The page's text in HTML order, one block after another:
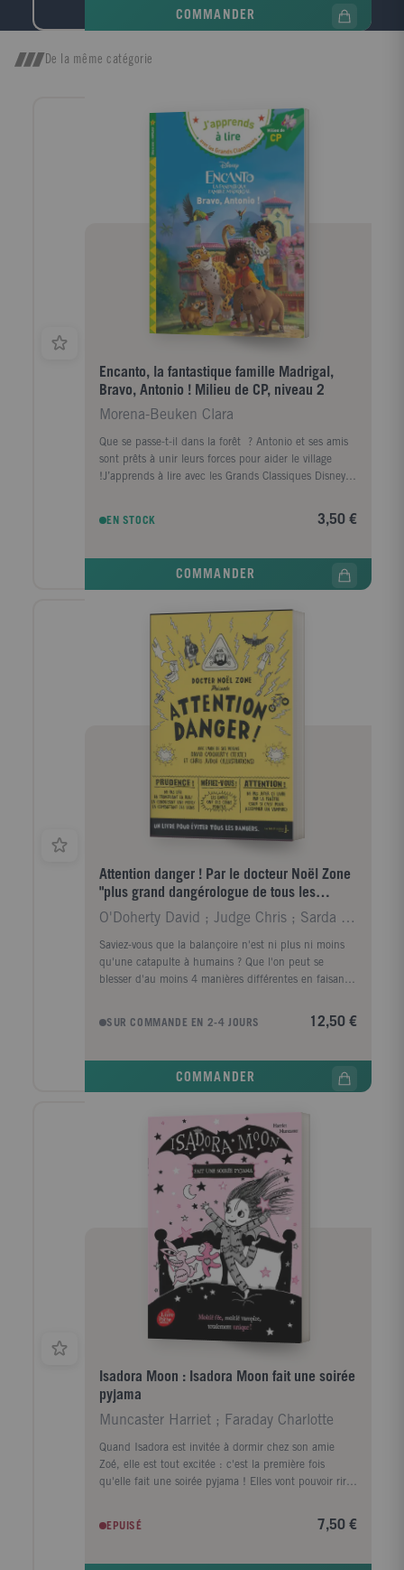
contexte - 5 000 synonymes et contraires pour
grammaire, d'orthographe, de prononciation, l'origine
l'orthographe - Des tableaux de conjugaison - Les
noms des habitants des pays et des régions CE-CM 8-
COMMANDER
De la même catégorie
Encanto, la fantastique famille Madrigal,
Bravo, Antonio ! Milieu de CP, niveau 2
Morena-Beuken Clara
Que se passe-t-il dans la forêt ? Antonio et ses amis
sont prêts à unir leurs forces pour aider le village
!J’apprends à lire avec les Grands Classiques Disney
accompagner les enfants dans leur apprentissage de
la lecture. Elle propose des petites histoires courtes et
propose quatre niveaux progressifs :• Niveau 1 –
Fin de CP• Niveau CE1
EN STOCK 3,50 €
COMMANDER
Attention danger ! Par le docteur Noël Zone
"plus grand dangérologue de tous les
temps"
O'Doherty David ; Judge Chris ; Sarda Yves
Saviez-vous que la balançoire n'est ni plus ni moins
qu'une catapulte à humains ? Que l'on peut se
blesser d'au moins 4 manières différentes en faisant
brosse à dents avec un serpent ? Docter Noël Zone
exerce le métier le plus dangereux du monde : il est
rassemble tous les conseils et règles indispensables
Faire vos courses sans vous perdre ni être confondu
avec un sac à provisions. Vous créer un costume
d'abeille pour faire fuir un essaim. Distraire un ours
polaire avec un tour de carte... Et, qui sait, peut-être
obtiendrez-vous, grâce à lui, votre diplôme de
dangerologiste de niveau 1 ...
SUR COMMANDE EN 2-4 JOURS 12,50 €
COMMANDER
Isadora Moon : Isadora Moon fait une soirée
pyjama
Muncaster Harriet ; Faraday Charlotte
Quand Isadora est invitée à dormir chez son amie
Zoé, elle est tout excitée : c'est la première fois
qu'elle fait une soirée pyjama ! Elles vont pouvoir rire
EPUISÉ 7,50 €